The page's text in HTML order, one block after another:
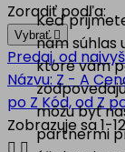
Zoradiť podľa:
Vybrať 
Predaj, od
Názvu: Z - A
po Z Kód, od Z
Zobrazuje sa 1-
Keď
nám súhlas
ktoré vám
môžu byť
partnermi